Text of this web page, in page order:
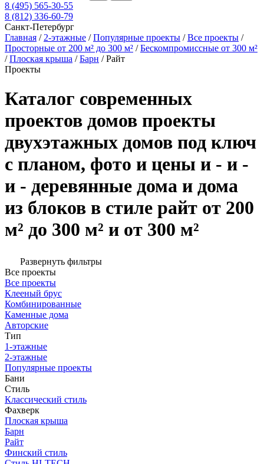
8 (495) 565-30-55
8 (812) 336-60-79
Санкт-Петербург
Главная / 2-этажные /Популярные проекты /Все проекты /
Просторные от 200 м² до 300 м² /Бескомпромиссные от 300 м²
/Плоская крыша /Барн /Райт
Проекты
Каталог современных
проектов домов проекты
двухэтажных домов под ключ
с планом, фото и цены и - и -
и - деревянные дома и дома
из блоков в стиле райт от 200
м² до 300 м² и от 300 м²
Развернуть фильтры
Все проекты
Все проекты
Клееный брус
Комбинированные
Каменные дома
Авторские
Тип
1-этажные
2-этажные
Популярные проекты
Бани
Стиль
Классический стиль
Фахверк
Плоская крыша
Барн
Райт
Финский стиль